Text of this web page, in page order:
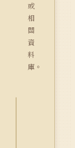
或
相
關
資
料
庫。